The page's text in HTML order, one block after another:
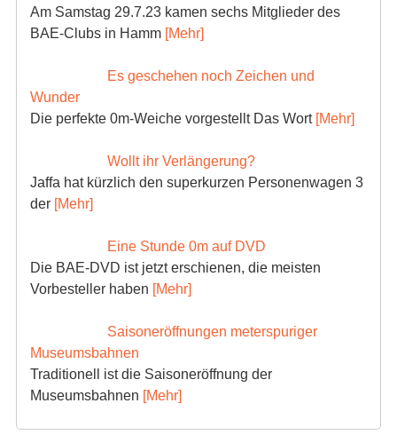
Am Samstag 29.7.23 kamen sechs Mitglieder des
BAE-Clubs in Hamm [Mehr]
Es geschehen noch Zeichen und
Wunder
Die perfekte 0m-Weiche vorgestellt Das Wort [Mehr]
Wollt ihr Verlängerung?
Jaffa hat kürzlich den superkurzen Personenwagen 3
der [Mehr]
Eine Stunde 0m auf DVD
Die BAE-DVD ist jetzt erschienen, die meisten
Vorbesteller haben [Mehr]
Saisoneröffnungen meterspuriger
Museumsbahnen
Traditionell ist die Saisoneröffnung der
Museumsbahnen [Mehr]